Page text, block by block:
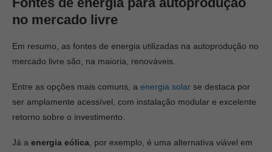
no mercado livre
Em resumo, as fontes de energia utilizadas na autoprodução no
mercado livre são, na maioria, renováveis.
Entre as opções mais comuns, a energia solar se destaca por
ser amplamente acessível, com instalação modular e excelente
retorno sobre o investimento.
Já a energia eólica , por exemplo, é uma alternativa viável em